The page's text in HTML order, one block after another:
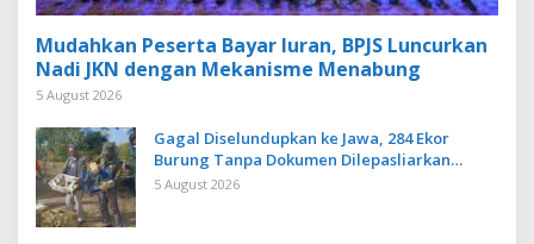
Mudahkan Peserta Bayar Iuran, BPJS Luncurkan
Nadi JKN dengan Mekanisme Menabung
5 August 2026
Gagal Diselundupkan ke Jawa, 284 Ekor
Burung Tanpa Dokumen Dilepasliarkan
Cegah Ancaman Penyakit
5 August 2026